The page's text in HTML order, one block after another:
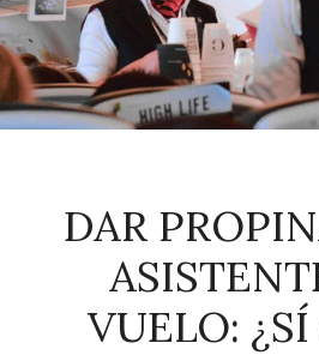
DAR
VUELO: